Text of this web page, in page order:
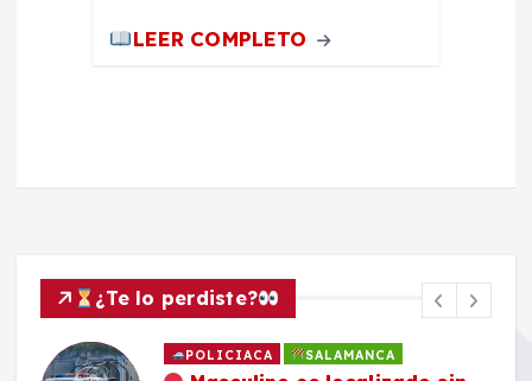
LEER COMPLETO
¿Te lo perdiste?
POLICIACA SALAMANCA